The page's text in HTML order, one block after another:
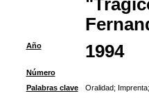
Año 1994
Número
Palabras clave
Oralidad; Imprenta;